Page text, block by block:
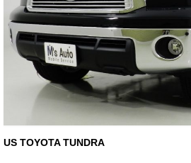
電話はこちら
US TOYOTA TUNDRA